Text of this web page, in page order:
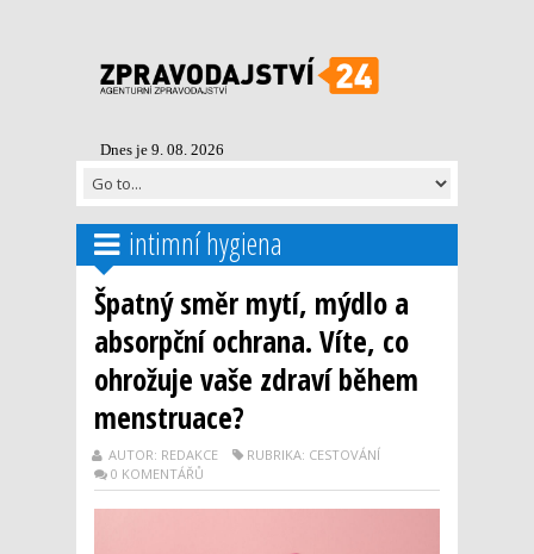
Dnes je 9. 08. 2026
intimní hygiena
Špatný směr mytí, mýdlo a
absorpční ochrana. Víte, co
ohrožuje vaše zdraví během
menstruace?
AUTOR: REDAKCE
RUBRIKA: CESTOVÁNÍ
0 KOMENTÁŘŮ